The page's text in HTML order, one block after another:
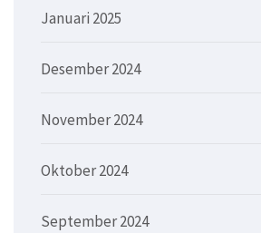
Januari 2025
Desember 2024
November 2024
Oktober 2024
September 2024